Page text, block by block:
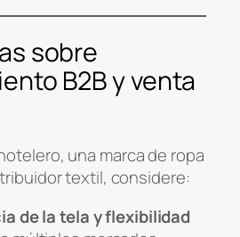
sobre
B2B y venta
una marca de ropa
textil, considere:
de la tela y flexibilidad